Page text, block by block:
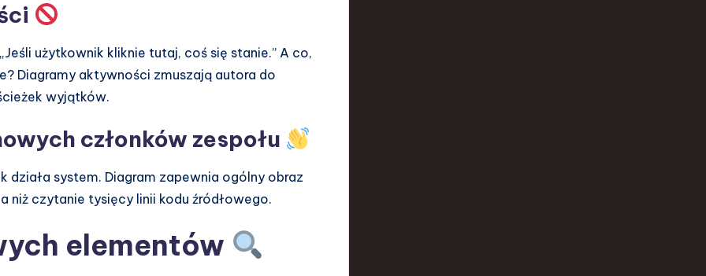
użytkownik kliknie tutaj, coś się stanie.” A co,
Diagramy aktywności zmuszają autora do
wyjątków.
członków zespołu
działa system. Diagram zapewnia ogólny obraz
niż czytanie tysięcy linii kodu źródłowego.
elementów